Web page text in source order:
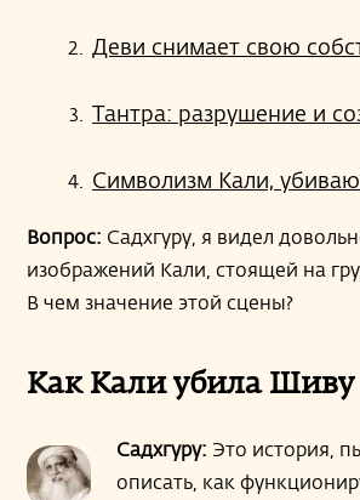
Деви снимает свою
Тантра: разрушение и
Символизм Кали,
Вопрос: Садхгуру, я видел
изображений Кали, стоящей на
В чем значение этой сцены?
Как Кали убила Шиву
Садхгуру: Это история,
описать, как